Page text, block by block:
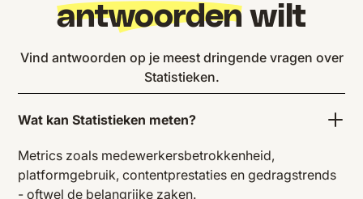
antwoorden wilt
Vind antwoorden op je meest dringende vragen over
Statistieken.
Wat kan Statistieken meten?
Metrics zoals medewerkersbetrokkenheid,
platformgebruik, contentprestaties en gedragstrends
- oftwel de belangrijke zaken.